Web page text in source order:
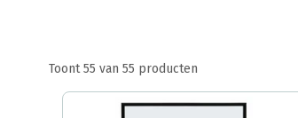
Toont 55 van 55 producten